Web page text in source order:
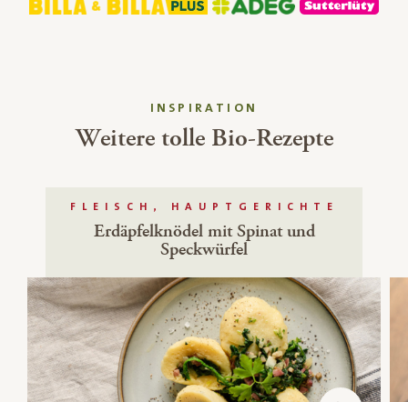
INSPIRATION
Weitere tolle Bio-Rezepte
FLEISCH, HAUPTGERICHTE
Erdäpfelknödel mit Spinat und
Speckwürfel